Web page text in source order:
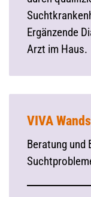
Ergänzende
Arzt im Haus.
VIVA
Beratung und